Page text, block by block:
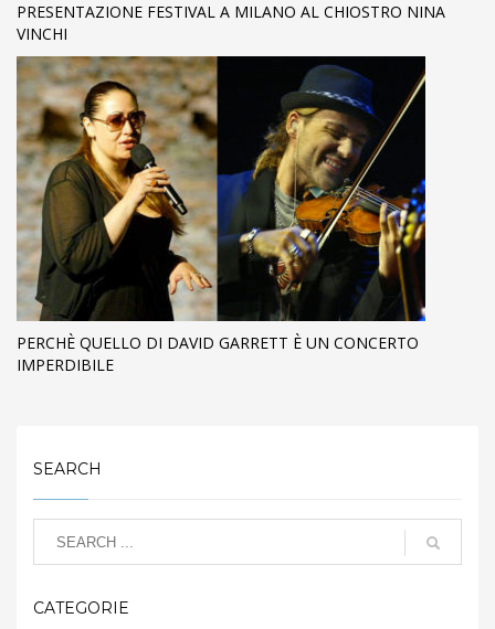
PRESENTAZIONE FESTIVAL A MILANO AL CHIOSTRO NINA
VINCHI
PERCHÈ QUELLO DI DAVID GARRETT È UN CONCERTO
IMPERDIBILE
SEARCH
CATEGORIE